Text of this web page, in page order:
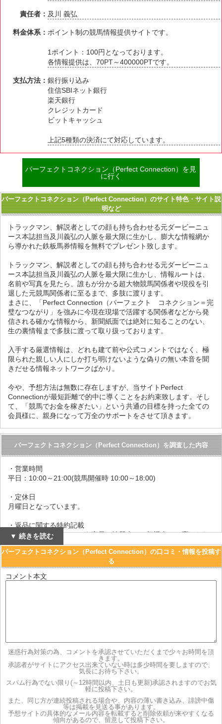
責任者： 及川 義弘
料金体系： ポイント制の競馬情報提供サイトです。
1ポイント：100円となっております。
各情報提供は、70PT～400000PTです。
支払方法：銀行振り込み
住信SBIネット銀行
楽天銀行
クレジットカード
ビットキャッシュ
上記5種類の決済にて対応しています。
パーフェクトコネクション（Perfect Connection）を見
に行く
パーフェクトコネクション（Perfect Connection）のサイト特色・サイト説
明など
トラックマン、解説者としての顔も持ち合わせる元ダービーニュ
ース本誌担当及川義弘の人脈を最大限に生かし、膨大な情報網か
ら導かれた鉄板馬券情報を無料でプレゼント致します。
トラックマン、解説者としての顔も持ち合わせる元ダービーニュ
ース本誌担当及川義弘の人脈を最大限に生かし、情報ルートは、
名前や写真を見たら、誰もが分かる超大物競馬関係者や現役を引
退した元競馬関係者に至るまで、多肢に渡ります。
まさに、「Perfect Connection（パーフェクト コネクション＝完
璧なつながり」を強みに今現在現場で活躍する関係者などから発
信される確かな情報から、新聞紙面では絶対に知ることのない、
生の裏情報まで多肢に渡って取り扱っております。
入手する厳選情報は、どれも建て前や公式コメントではなく、極
限られた親しい人にしか打ち明けないような偽りの無い本音を聞
きだせる情報ネットワークばかり。
今や、予想方法は無数に存在しますが、当サイトPerfect
Connectionが最短距離で的中に導くことをお約束致します。そし
て、「競馬でお金を稼ぎたい」という共通の目標を持った全ての
会員様に、親身になって万全のサポートをさせて頂きます。
パーフェクトコネクション（Perfect Connection）を調査した内容
・営業時間
平日：10:00～21:00(競馬開催時 10:00～18:00)
・定休日
月曜日となっています。
・返品に関する特約記載
デジタルコンテンツという商品の性質上、一切返金には応じられ
ません。
・退会などについて
メール本文に必ずＩＤ・パスワード・ご用件を明記の上、info@p-
connection.co.jpまでご送信下さい。
▼ 続きを読む
パーフェクトコネクション（Perfect Connection）の口コミ・情報を投稿す
る
コメント本文
迷惑行為対策の為、コメントを承認させていただくまで少々お時間を頂
きます。
承認者がサイトにアクセス出来ていない時は多少時間を要しますので、
気長にお待ち下さい。
スパム行為でない限り(～12時間以内、土日も更新)承認されますのでお気
軽に投稿下さい。
また、同じ方が連続投稿される場合や、内容の薄い書き込み、誹謗中傷
等は掲載を見送る事があります。
予想サイトの具体的なメール内容を転載すると削除依頼が来やすくなる
傾向があるので、留意して投稿下さい。